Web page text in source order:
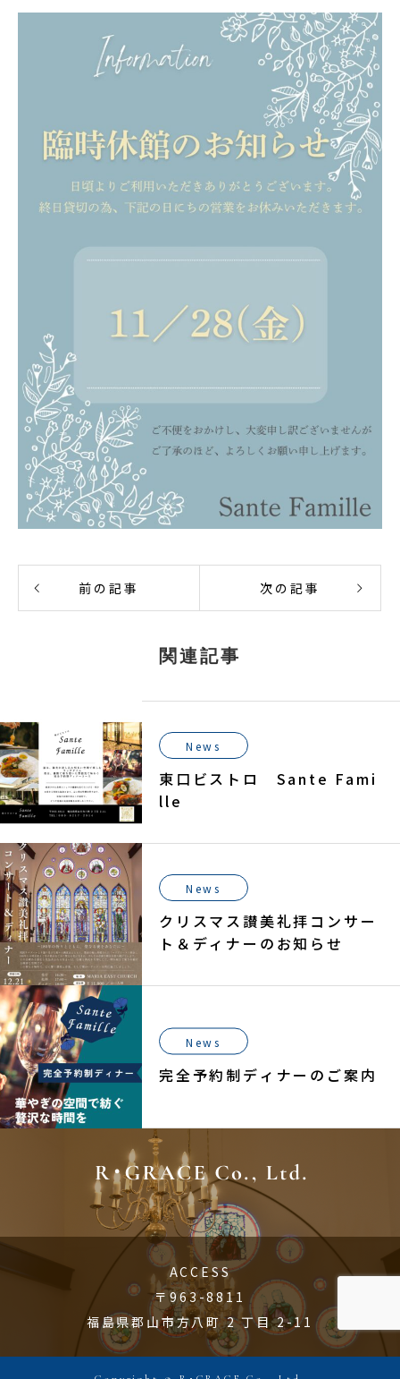
前の記事 次の記事
関連記事
News
東口ビストロ Sante Fami
lle
News
クリスマス讃美礼拝コンサー
ト＆ディナーのお知らせ
News
完全予約制ディナーのご案内
ACCESS
〒963-8811
福島県郡山市方八町 2 丁目 2-11